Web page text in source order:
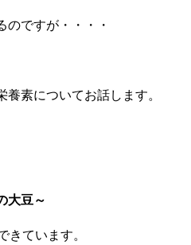
のですが・・・・
素についてお話します。
豆～
ています。